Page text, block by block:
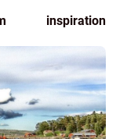
inspiration